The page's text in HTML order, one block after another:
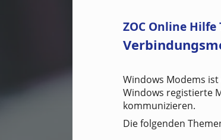
ZOC Online Hilfe
Windows Modems
Windows registierte
kommunizieren.
Die folgenden